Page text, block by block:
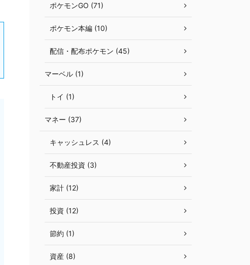
ポケモンGO (71)
ポケモン本編 (10)
配信・配布ポケモン (45)
マーベル (1)
トイ (1)
マネー (37)
キャッシュレス (4)
不動産投資 (3)
家計 (12)
投資 (12)
節約 (1)
資産 (8)